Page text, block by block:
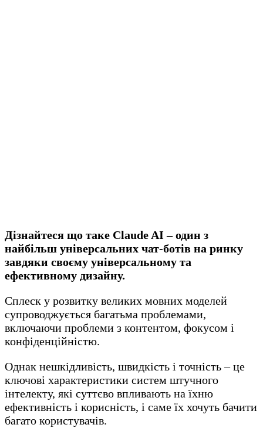
Дізнайтеся що таке Claude AI – один з
найбільш універсальних чат-ботів на ринку
завдяки своєму універсальному та
ефективному дизайну.
Сплеск у розвитку великих мовних моделей
супроводжується багатьма проблемами,
включаючи проблеми з контентом, фокусом і
конфіденційністю.
Однак нешкідливість, швидкість і точність – це
ключові характеристики систем штучного
інтелекту, які суттєво впливають на їхню
ефективність і корисність, і саме їх хочуть бачити
багато користувачів.